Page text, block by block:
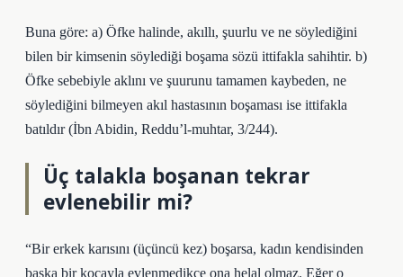
Buna göre: a) Öfke halinde, akıllı, şuurlu ve ne söylediğini
bilen bir kimsenin söylediği boşama sözü ittifakla sahihtir. b)
Öfke sebebiyle aklını ve şuurunu tamamen kaybeden, ne
söylediğini bilmeyen akıl hastasının boşaması ise ittifakla
batıldır (İbn Abidin, Reddu’l-muhtar, 3/244).
Üç talakla boşanan tekrar
evlenebilir mi?
“Bir erkek karısını (üçüncü kez) boşarsa, kadın kendisinden
başka bir kocayla evlenmedikçe ona helal olmaz. Eğer o